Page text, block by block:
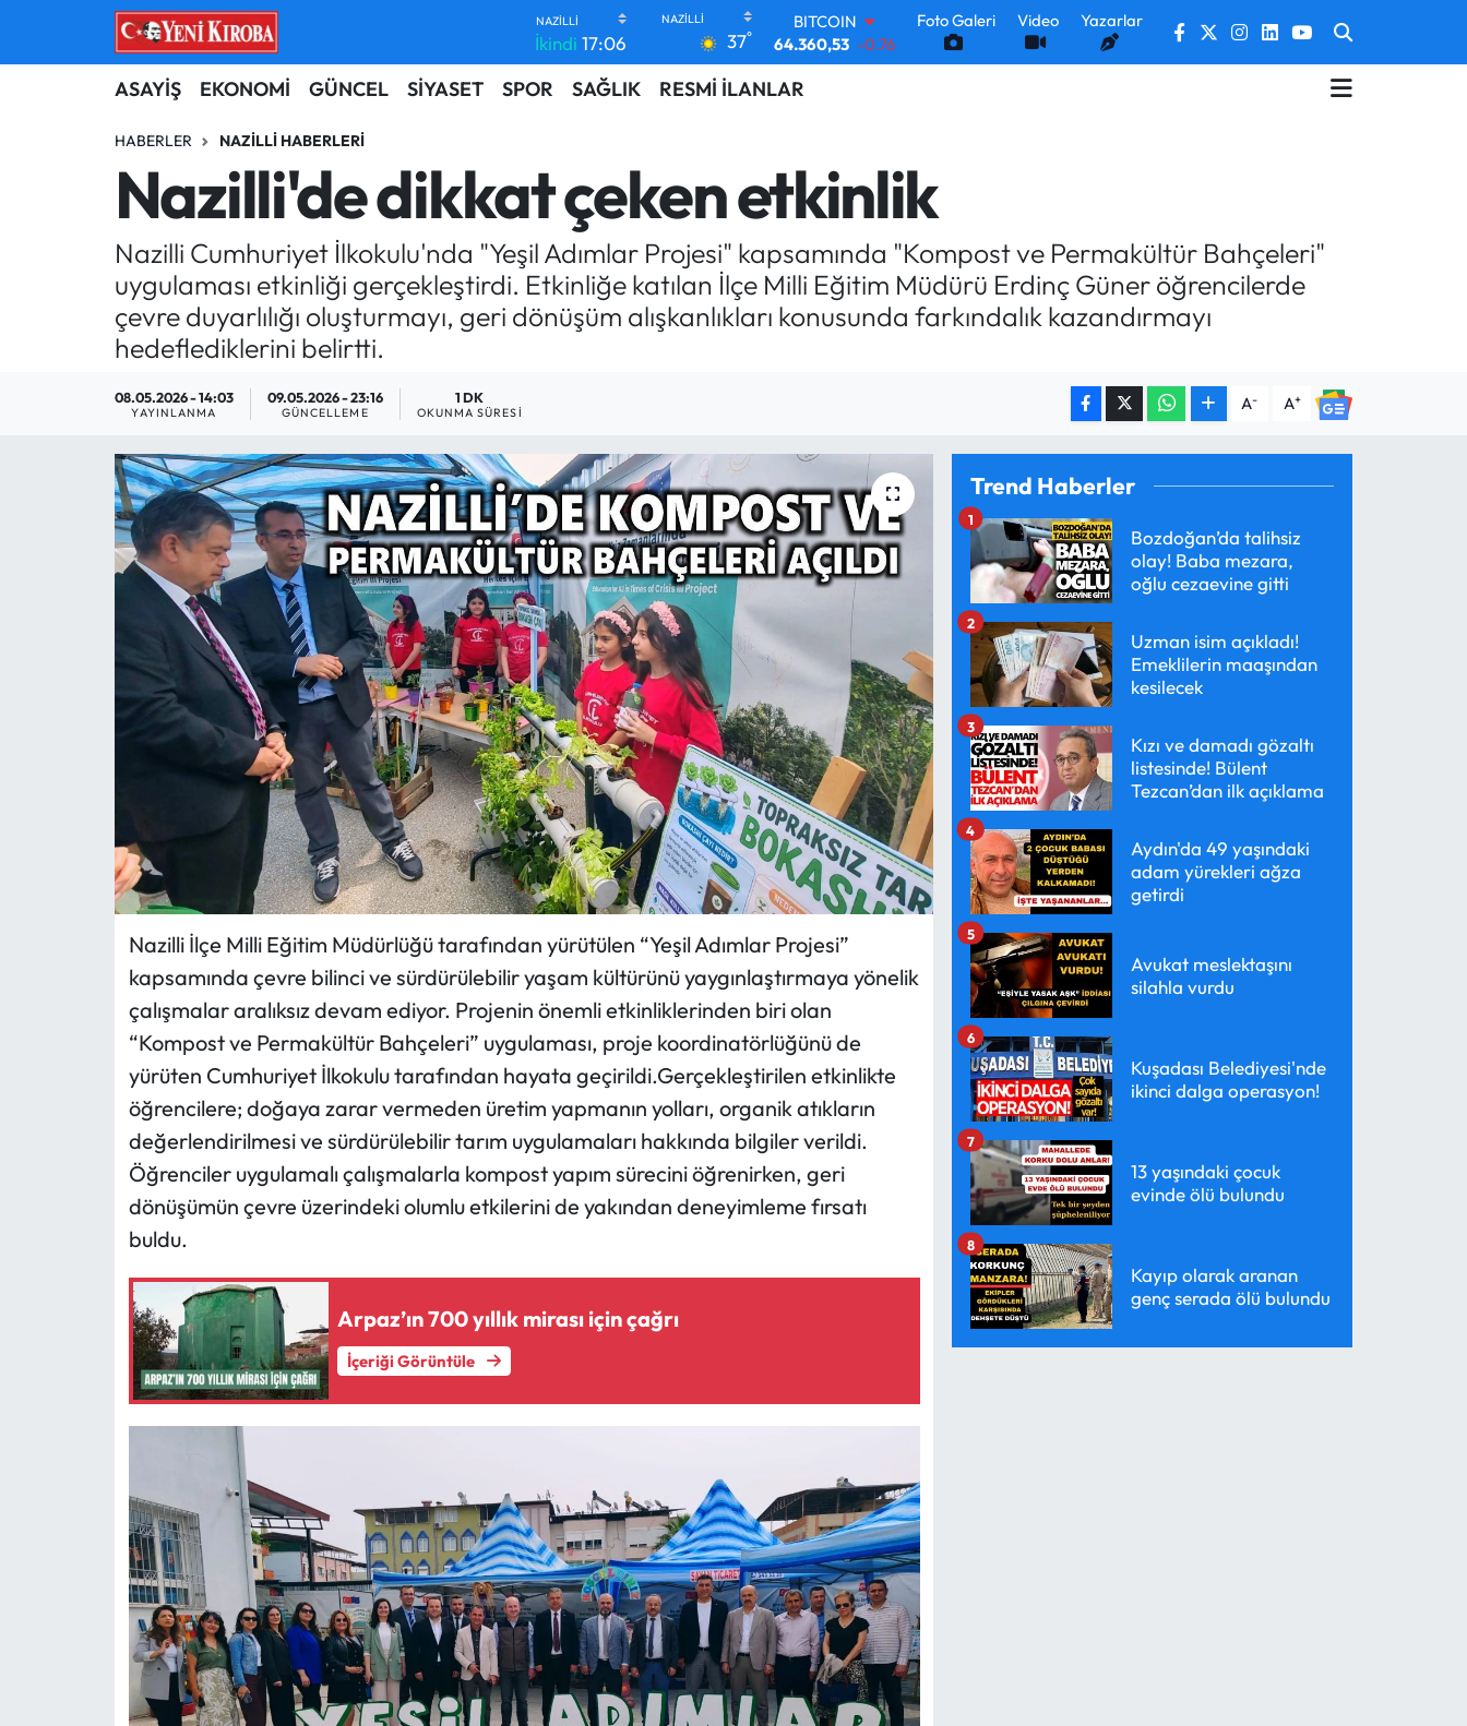
İkindi 17:06 37°
BITCOIN
64.360,53 -0.76
DOLAR
47,7069
64,1897
GRAM ALTIN
6574.81 1.44
BİST100
13.887 64
Foto Galeri Video Yazarlar
ASAYİŞ EKONOMİ GÜNCEL SİYASET SPOR SAĞLIK RESMİ İLANLAR
HABERLER NAZILLI HABERLERI
Nazilli'de dikkat çeken etkinlik
Nazilli Cumhuriyet İlkokulu'nda "Yeşil Adımlar Projesi" kapsamında "Kompost ve Permakültür Bahçeleri"
uygulaması etkinliği gerçekleştirdi. Etkinliğe katılan İlçe Milli Eğitim Müdürü Erdinç Güner öğrencilerde
çevre duyarlılığı oluşturmayı, geri dönüşüm alışkanlıkları konusunda farkındalık kazandırmayı
hedeflediklerini belirtti.
08.05.2026 - 14:03
YAYINLANMA
09.05.2026 - 23:16
GÜNCELLEME
1 DK
OKUNMA SÜRESI A- A+
Nazilli İlçe Milli Eğitim Müdürlüğü tarafından yürütülen “Yeşil Adımlar Projesi”
kapsamında çevre bilinci ve sürdürülebilir yaşam kültürünü yaygınlaştırmaya yönelik
çalışmalar aralıksız devam ediyor. Projenin önemli etkinliklerinden biri olan
“Kompost ve Permakültür Bahçeleri” uygulaması, proje koordinatörlüğünü de
yürüten Cumhuriyet İlkokulu tarafından hayata geçirildi.Gerçekleştirilen etkinlikte
öğrencilere; doğaya zarar vermeden üretim yapmanın yolları, organik atıkların
değerlendirilmesi ve sürdürülebilir tarım uygulamaları hakkında bilgiler verildi.
Öğrenciler uygulamalı çalışmalarla kompost yapım sürecini öğrenirken, geri
dönüşümün çevre üzerindeki olumlu etkilerini de yakından deneyimleme fırsatı
buldu.
Arpaz’ın 700 yıllık mirası için çağrı
İçeriği Görüntüle
Trend Haberler
Bozdoğan’da talihsiz
olay! Baba mezara,
oğlu cezaevine gitti
1
Uzman isim açıkladı!
Emeklilerin maaşından
kesilecek
2
Kızı ve damadı gözaltı
listesinde! Bülent
Tezcan’dan ilk açıklama
3
Aydın'da 49 yaşındaki
adam yürekleri ağza
getirdi
4
Avukat meslektaşını
silahla vurdu
5
Kuşadası Belediyesi'nde
ikinci dalga operasyon!
6
13 yaşındaki çocuk
evinde ölü bulundu
7
Kayıp olarak aranan
genç serada ölü bulundu
8
ASAYİŞ
BİLİM-TEKNOLOJİ
DÜNYA
EKONOMİ
GÜNCEL
GÜNDEM
MAGAZİN
YAŞAM
RESMİ İLANLAR
HABER İLAN
Aydın Nöbetçi Eczaneler
Aydın Hava Durumu
Aydin Namaz Vakitleri
Aydın Trafik Yoğunluk Haritası
Süper Lig Puan Durumu ve Fikstür
Tüm Manşetler
Son Dakika Haberleri
Haber Arşivi